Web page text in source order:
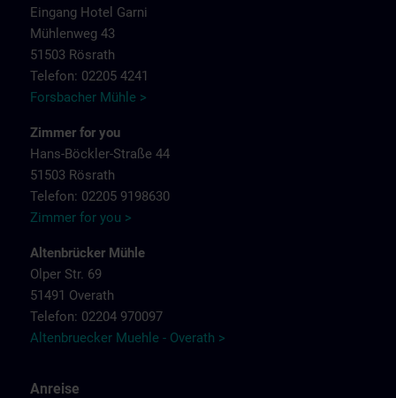
Eingang Hotel Garni
Mühlenweg 43
51503 Rösrath
Telefon: 02205 4241
Forsbacher Mühle >
Zimmer for you
Hans-Böckler-Straße 44
51503 Rösrath
Telefon: 02205 9198630
Zimmer for you >
Altenbrücker Mühle
Olper Str. 69
51491 Overath
Telefon: 02204 970097
Altenbruecker Muehle - Overath >
Anreise